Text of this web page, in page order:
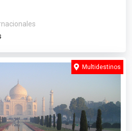
Multidestinos